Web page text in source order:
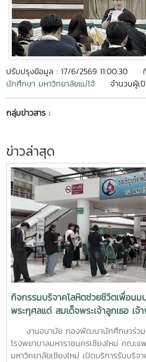
ปรับปรุงข้อมูล : 17/6/2569 11:00:30
นักศึกษา มหาวิทยาลัยแม่โจ้
จำนวนผู้เ
กลุ่มข่าวสาร :
ข่าวล่าสุด
กิจกรรมบริจาคโลหิตช่วยชีวิตเพื่อนม
พระกุศลแด่ สมเด็จพระเจ้าลูกเธอ เ
นทิราเทพยวดี กรมหลวงราช สาริณีสิ
ธิดา (สวนดอก 7 สค.69)
งานอนามัย กองพัฒนานักศึกษาร่วม
โรงพยาบาลมหาราชนครเชียงใหม่ คณะ
มหาวิทยาลัยเชียงใหม่ เปิดบริการรับบริจ